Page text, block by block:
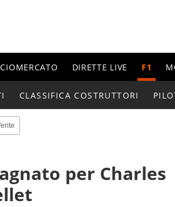
DIRETTE LIVE F1
CLASSIFICA COSTRUTTORI
per Charles